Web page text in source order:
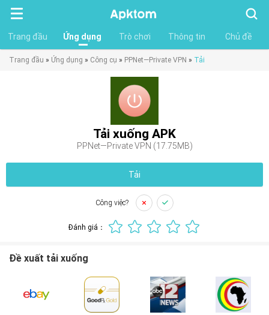
Tìm
kiếm
Trang đầu
Ứng dụng Trò chơi Thông tin Chủ đề
Trang đầu » Ứng dụng » Công cụ » PPNet—Private VPN » Tải
Tải xuống APK
PPNet—Private VPN (17.75MB)
Tải
Công việc?
Đánh giá：
Đề xuất tải xuống